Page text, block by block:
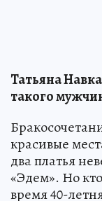
Татьяна
такого
красивые
два платья
«Эдем». Но
время 40-